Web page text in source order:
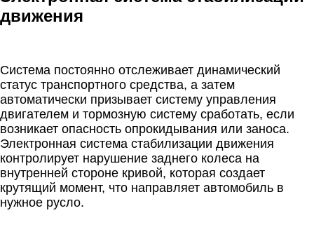
движения
Система постоянно отслеживает динамический
статус транспортного средства, а затем
автоматически призывает систему управления
двигателем и тормозную систему сработать, если
возникает опасность опрокидывания или заноса.
Электронная система стабилизации движения
контролирует нарушение заднего колеса на
внутренней стороне кривой, которая создает
крутящий момент, что направляет автомобиль в
нужное русло.